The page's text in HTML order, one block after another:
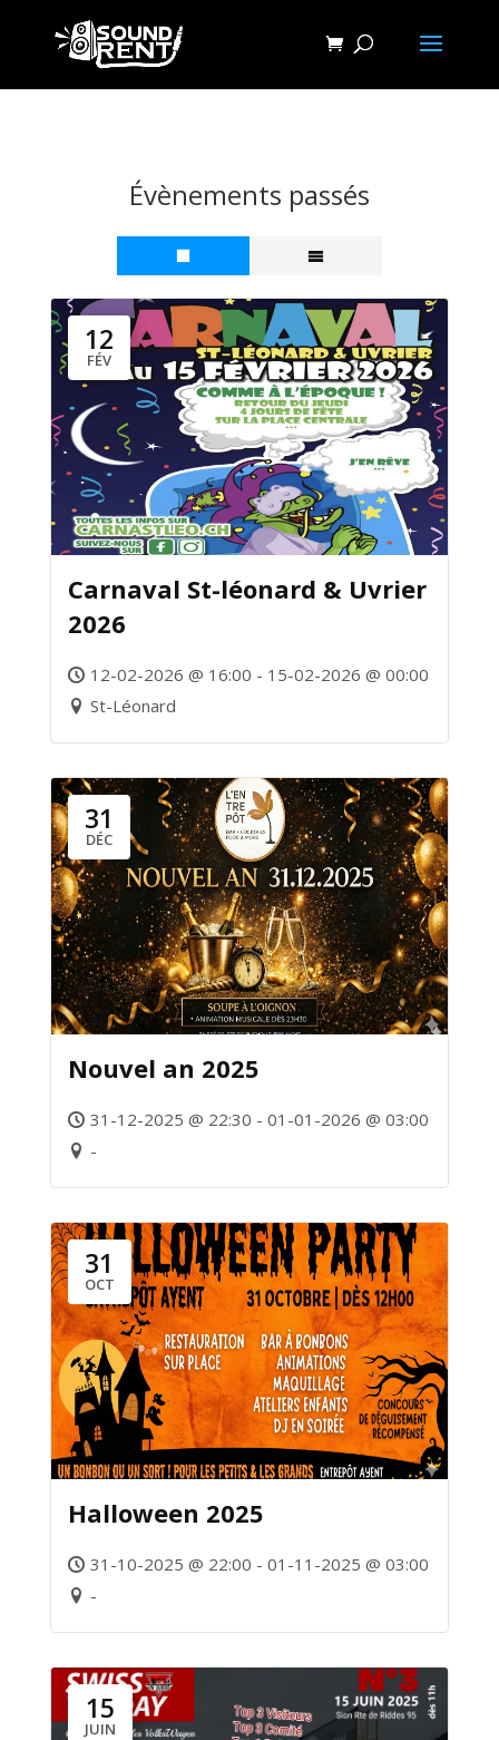
Évènements passés
12
FÉV
Carnaval St-léonard & Uvrier
2026
12-02-2026 @ 16:00 - 15-02-2026 @ 00:00
St-Léonard
31
DÉC
Nouvel an 2025
31-12-2025 @ 22:30 - 01-01-2026 @ 03:00
-
31
OCT
Halloween 2025
31-10-2025 @ 22:00 - 01-11-2025 @ 03:00
-
15
JUIN